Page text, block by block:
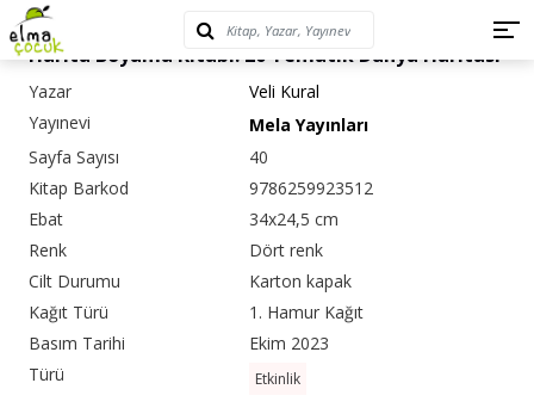
Harita Boyama Kitabı: 20 Tematik Dünya Haritası
Yazar
Veli Kural
Yayınevi
Mela Yayınları
Sayfa Sayısı
40
Kitap Barkod
9786259923512
Ebat
34x24,5 cm
Renk
Dört renk
Cilt Durumu
Karton kapak
Kağıt Türü
1. Hamur Kağıt
Basım Tarihi
Ekim 2023
Türü
Etkinlik